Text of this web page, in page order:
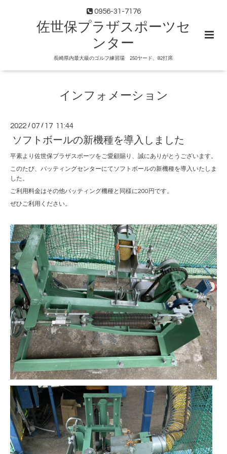
0956-31-7176
佐世保プラザスポーツセ
ンター
長崎県内最大級のゴルフ練習場 250ヤード、82打席
インフォメーション
2022 /07 / 17 11:44
ソフトボールの新機種を導入しました
平素より佐世保プラザスポーツをご愛顧賜り、誠にありがとうございます。
このたび、バッティングセンターにてソフトボールの新機種を導入いたしま
した。
ご利用料金はその他バッティング機種と同様に200円です。
ぜひご利用ください。